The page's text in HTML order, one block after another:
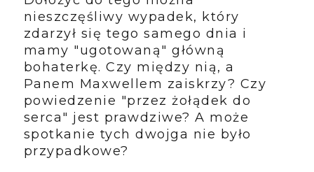
nieszczęśliwy wypadek, który
zdarzył się tego samego dnia i
mamy "ugotowaną" główną
bohaterkę. Czy między nią, a
Panem Maxwellem zaiskrzy? Czy
powiedzenie "przez żołądek do
serca" jest prawdziwe? A może
spotkanie tych dwojga nie było
przypadkowe?